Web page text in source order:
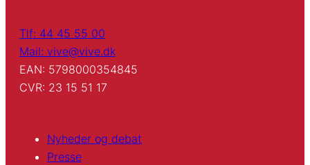
Tlf: 44 45 55 00
Mail: vive@vive.dk
EAN: 5798000354845
CVR: 23 15 51 17
Nyheder og debat
Presse